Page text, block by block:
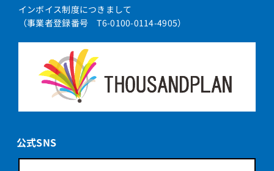
インボイス制度につきまして
（事業者登録番号 T6-0100-0114-4905）
公式SNS